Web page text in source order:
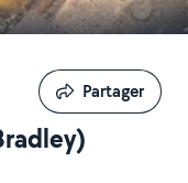
Partager
Partager